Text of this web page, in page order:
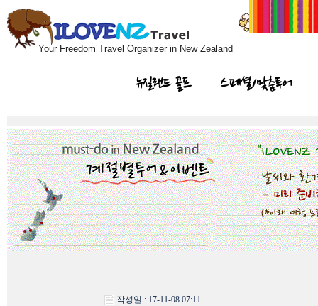
Your Freedom Travel Organizer in New Zealand
뉴질랜드 골프 스페셜/맞춤투어
작성일 : 17-11-08 07:11